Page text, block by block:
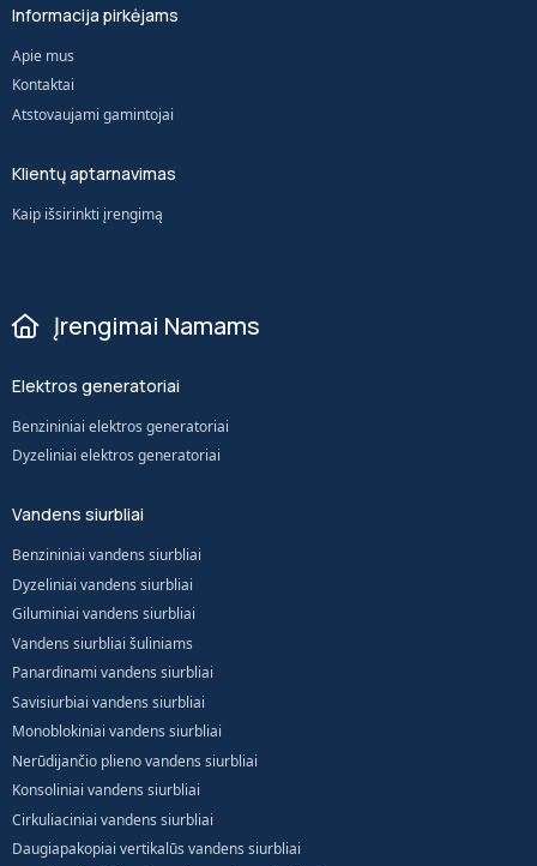
Informacija pirkėjams
Apie mus
Kontaktai
Atstovaujami gamintojai
Klientų aptarnavimas
Kaip išsirinkti įrengimą
Įrengimai Namams
Elektros generatoriai
Benzininiai elektros generatoriai
Dyzeliniai elektros generatoriai
Vandens siurbliai
Benzininiai vandens siurbliai
Dyzeliniai vandens siurbliai
Giluminiai vandens siurbliai
Vandens siurbliai šuliniams
Panardinami vandens siurbliai
Savisiurbiai vandens siurbliai
Monoblokiniai vandens siurbliai
Nerūdijančio plieno vandens siurbliai
Konsoliniai vandens siurbliai
Cirkuliaciniai vandens siurbliai
Daugiapakopiai vertikalūs vandens siurbliai